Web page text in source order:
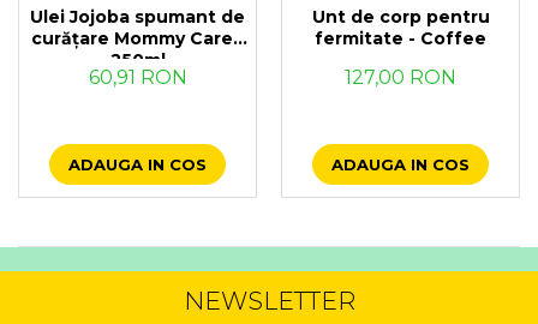
Ulei Jojoba spumant de
curățare Mommy Care -
250ml
60,91 RON
ADAUGA IN COS
Unt de corp pentru
fermitate - Coffee
127,00 RON
ADAUGA IN COS
NEWSLETTER